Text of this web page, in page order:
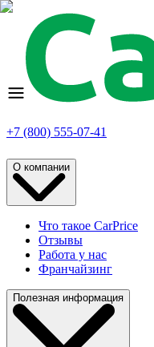
+7 (800) 555-07-41
О компании
Что такое CarPrice
Отзывы
Работа у нас
Франчайзинг
Полезная информация